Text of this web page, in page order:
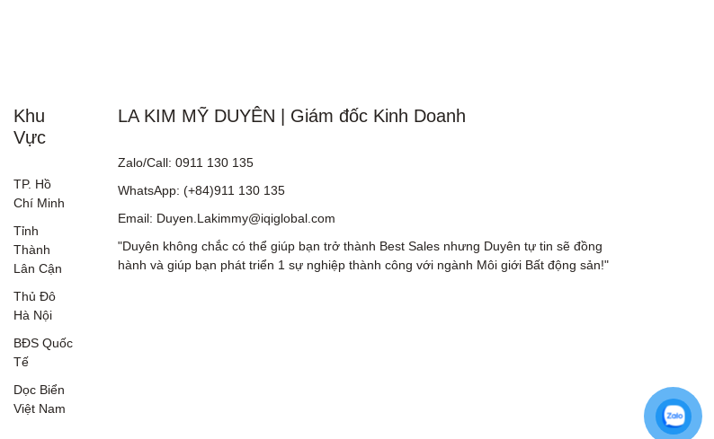
Khu
Vực
TP. Hồ
Chí Minh
Tỉnh
Thành
Lân Cận
Thủ Đô
Hà Nội
BĐS Quốc
Tế
Dọc Biển
Việt Nam
LA KIM MỸ DUYÊN | Giám đốc Kinh Doanh
Zalo/Call: 0911 130 135
WhatsApp: (+84)911 130 135
Email: Duyen.Lakimmy@iqiglobal.com
"Duyên không chắc có thể giúp bạn trở thành Best Sales nhưng Duyên tự tin sẽ đồng
hành và giúp bạn phát triển 1 sự nghiệp thành công với ngành Môi giới Bất động sản!"